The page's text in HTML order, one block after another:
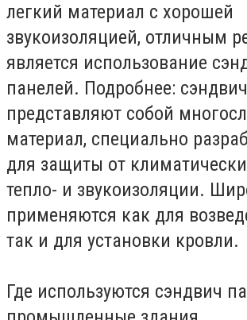
легкий материал с хорошей
звукоизоляцией, отличным
является использование
панелей. Подробнее:
представляют собой
материал, специально
для защиты от
тепло- и звукоизоляции.
применяются как для
так и для установки кровли.
Где используются сэндвич